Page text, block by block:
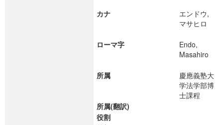
カナ
エンドウ,
マサヒロ
ローマ字
Endo,
Masahiro
所属
慶應義塾大
学法学部博
士課程
所属(翻訳)
役割